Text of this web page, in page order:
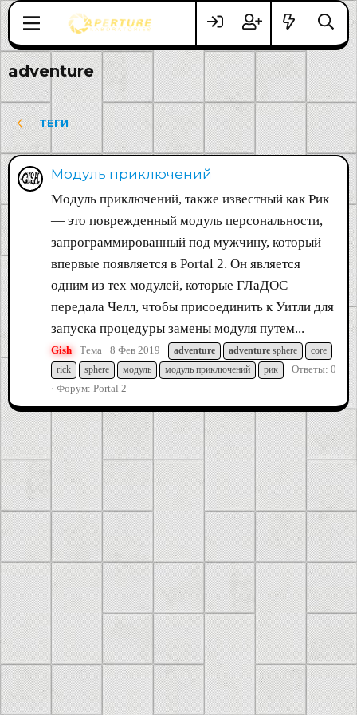
adventure
ТЕГИ
Модуль приключений
Модуль приключений, также известный как Рик
— это поврежденный модуль персональности,
запрограммированный под мужчину, который
впервые появляется в Portal 2. Он является
одним из тех модулей, которые ГЛаДОС
передала Челл, чтобы присоединить к Уитли для
запуска процедуры замены модуля путем...
Gish Тема 8 Фев 2019 adventure adventure sphere
core
rick
sphere модуль модуль приключений рик
Ответы: 0
Форум: Portal 2